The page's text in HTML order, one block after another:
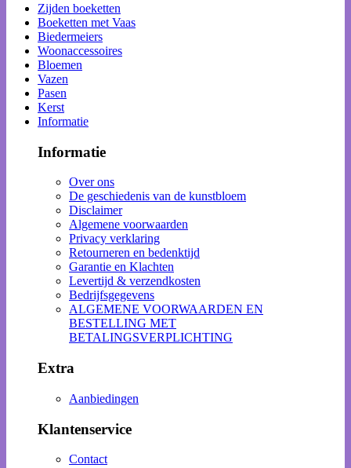
Zijden boeketten
Boeketten met Vaas
Biedermeiers
Woonaccessoires
Bloemen
Vazen
Pasen
Kerst
Informatie
Informatie
Over ons
De geschiedenis van de kunstbloem
Disclaimer
Algemene voorwaarden
Privacy verklaring
Retourneren en bedenktijd
Garantie en Klachten
Levertijd & verzendkosten
Bedrijfsgegevens
ALGEMENE VOORWAARDEN EN
BESTELLING MET
BETALINGSVERPLICHTING
Extra
Aanbiedingen
Klantenservice
Contact